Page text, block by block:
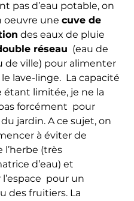
pas d’eau potable, on
oeuvre une cuve de
des eaux de pluie
réseau
  (eau de
de ville) pour alimenter
lave-linge.  La capacité
étant limitée, je ne la
forcément  pour
du jardin. A ce sujet, on
à éviter de
l’herbe (très
d’eau) et
pour un
des fruitiers. La